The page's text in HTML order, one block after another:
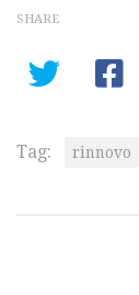
SHARE
Tag: rinnovo